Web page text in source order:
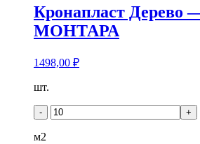
Кронапласт Дерево
МОНТАРА
1498,00 ₽
Количество
Кронапласт
-
шт.
- +
м2